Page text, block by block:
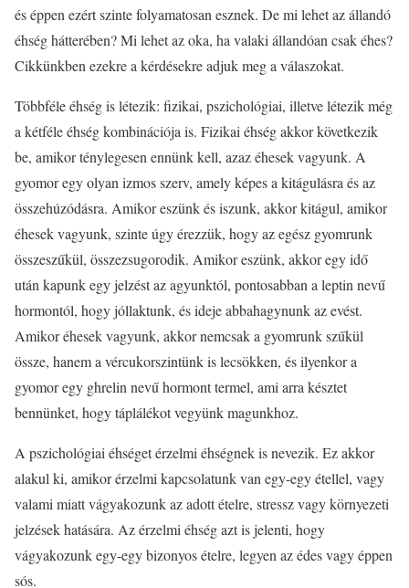
és éppen ezért szinte folyamatosan esznek. De mi lehet az állandó
éhség hátterében? Mi lehet az oka, ha valaki állandóan csak éhes?
Cikkünkben ezekre a kérdésekre adjuk meg a válaszokat.
Többféle éhség is létezik: fizikai, pszichológiai, illetve létezik még
a kétféle éhség kombinációja is. Fizikai éhség akkor következik
be, amikor ténylegesen ennünk kell, azaz éhesek vagyunk. A
gyomor egy olyan izmos szerv, amely képes a kitágulásra és az
összehúzódásra. Amikor eszünk és iszunk, akkor kitágul, amikor
éhesek vagyunk, szinte úgy érezzük, hogy az egész gyomrunk
összeszűkül, összezsugorodik. Amikor eszünk, akkor egy idő
után kapunk egy jelzést az agyunktól, pontosabban a leptin nevű
hormontól, hogy jóllaktunk, és ideje abbahagynunk az evést.
Amikor éhesek vagyunk, akkor nemcsak a gyomrunk szűkül
össze, hanem a vércukorszintünk is lecsökken, és ilyenkor a
gyomor egy ghrelin nevű hormont termel, ami arra késztet
bennünket, hogy táplálékot vegyünk magunkhoz.
A pszichológiai éhséget érzelmi éhségnek is nevezik. Ez akkor
alakul ki, amikor érzelmi kapcsolatunk van egy-egy étellel, vagy
valami miatt vágyakozunk az adott ételre, stressz vagy környezeti
jelzések hatására. Az érzelmi éhség azt is jelenti, hogy
vágyakozunk egy-egy bizonyos ételre, legyen az édes vagy éppen
sós.